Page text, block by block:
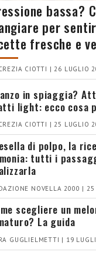
bassa?
per
fresche e
CIOTTI | 26 LUGLIO
in spiaggia?
light: ecco cosa
CIOTTI | 25 LUGLIO
di polpo, la
tutti i
NOVELLA 2000 |
scegliere un
La guida
GUGLIELMETTI | 19